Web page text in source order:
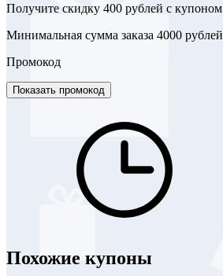
Получите скидку 400 рублей с купоном
Минимальная сумма заказа 4000 рублей
Промокод
Показать промокод
Похожие купоны